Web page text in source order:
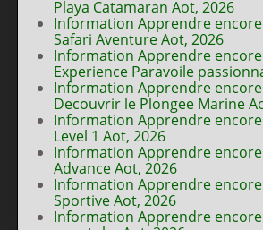
Playa Catamaran Aot, 2026
Information Apprendre encore
Safari Aventure Aot, 2026
Information Apprendre
Experience Paravoile
Information Apprendre
Decouvrir le Plongee Marine
Information Apprendre
Level 1 Aot, 2026
Information Apprendre
Advance Aot, 2026
Information Apprendre
Sportive Aot, 2026
Information Apprendre